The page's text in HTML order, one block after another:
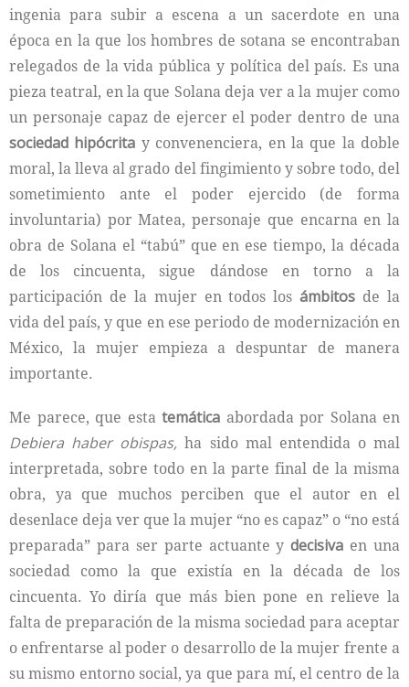
ingenia para subir a escena a un sacerdote en una
época en la que los hombres de sotana se encontraban
relegados de la vida pública y política del país. Es una
pieza teatral, en la que Solana deja ver a la mujer como
un personaje capaz de ejercer el poder dentro de una
sociedad hipócrita y convenenciera, en la que la doble
moral, la lleva al grado del fingimiento y sobre todo, del
sometimiento ante el poder ejercido (de forma
involuntaria) por Matea, personaje que encarna en la
obra de Solana el “tabú” que en ese tiempo, la década
de los cincuenta, sigue dándose en torno a la
participación de la mujer en todos losámbitos de la
vida del país, y que en ese periodo de modernización en
México, la mujer empieza a despuntar de manera
importante.
Me parece, que esta temática abordada por Solana en
Debiera haber obispas,ha sido mal entendida o mal
interpretada, sobre todo en la parte final de la misma
obra, ya que muchos perciben que el autor en el
desenlace deja ver que la mujer “no es capaz” o “no está
preparada” para ser parte actuante ydecisiva en una
sociedad como la que existía en la década de los
cincuenta. Yo diría que más bien pone en relieve la
falta de preparación de la misma sociedad para aceptar
o enfrentarse al poder o desarrollo de la mujer frente a
su mismo entorno social, ya que para mí, el centro de la